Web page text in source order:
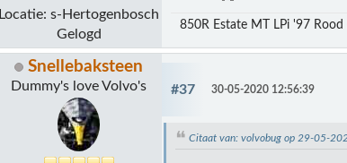
Locatie: s-Hertogenbosch
Gelogd
850R Estate MT LPi '97 Rood
Snellebaksteen
Dummy's love Volvo's #37 30-05-2020 12:56:39
Citaat van: volvobug op 29-05-